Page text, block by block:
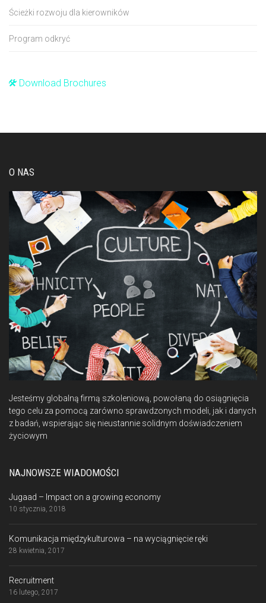
Ścieżki rozwoju dla kierowników
Program odkryć
Download Brochures
O NAS
Jesteśmy globalną firmą szkoleniową, powołaną do osiągnięcia
tego celu za pomocą zarówno sprawdzonych modeli, jak i danych
z badań, wspierając się nieustannie solidnym doświadczeniem
życiowym
NAJNOWSZE WIADOMOŚCI
Jugaad – Impact on a growing economy
10 stycznia, 2018
Komunikacja międzykulturowa – na wyciągnięcie ręki
28 kwietnia, 2017
Recruitment
16 lutego, 2017